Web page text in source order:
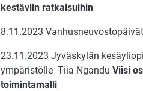
kestäviin ratkaisuihin
8.11.2023 Vanhusneuvostopäivät
23.11.2023 Jyväskylän
ympäristölle Tiia Ngandu Viisi
toimintamalli